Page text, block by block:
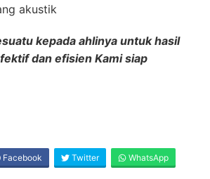
akustik
kepada ahlinya untuk hasil
dan efisien Kami siap
Facebook Twitter WhatsApp